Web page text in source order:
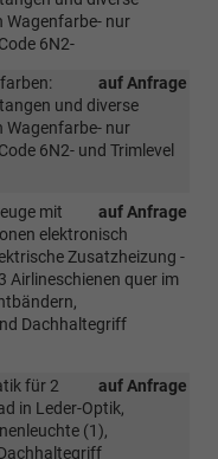
Wagenfarbe- nur
6N2-
auf Anfrage
und diverse
Wagenfarbe- nur
6N2- und Trimlevel
auf Anfrage
mit
elektronisch
Zusatzheizung -
Airlineschienen quer im
Dachhaltegriff
auf Anfrage
für 2
in Leder-Optik,
(1),